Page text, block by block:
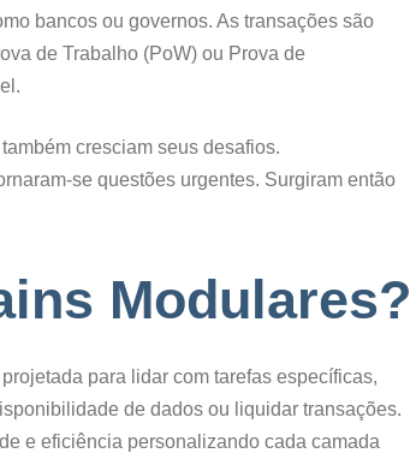
bancos ou governos. As transações são
de Trabalho (PoW) ou Prova de
cresciam seus desafios.
se questões urgentes. Surgiram então
Modulares?
para lidar com tarefas específicas,
de dados ou liquidar transações.
e eficiência personalizando cada camada